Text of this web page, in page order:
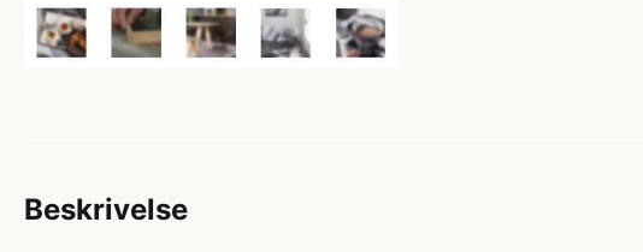
Beskrivelse